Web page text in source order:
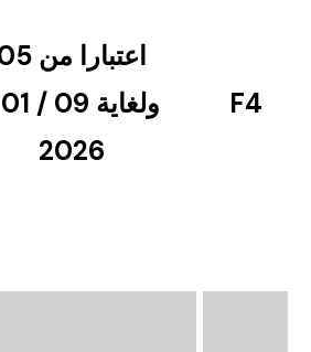
F4
اعتبارا من 05
2026